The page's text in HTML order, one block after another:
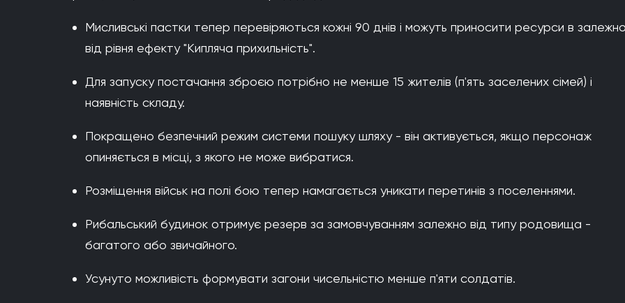
Мисливські пастки тепер перевіряються кожні 90 днів і можуть приносити ресурси в
від рівня ефекту "Кипляча прихильність".
Для запуску постачання зброєю потрібно не менше 15 жителів (п'ять заселених сімей) і
наявність складу.
Покращено безпечний режим системи пошуку шляху - він активується, якщо персонаж
опиняється в місці, з якого не може вибратися.
Розміщення військ на полі бою тепер намагається уникати перетинів з поселеннями.
Рибальський будинок отримує резерв за замовчуванням залежно від типу родовища -
багатого або звичайного.
Усунуто можливість формувати загони чисельністю менше п'яти солдатів.